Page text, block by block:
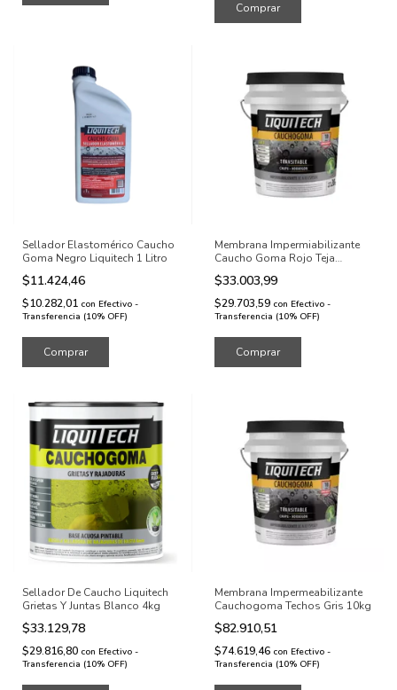
Comprar
Sellador Elastomérico Caucho
Goma Negro Liquitech 1 Litro
$11.424,46
$10.282,01 con Efectivo -
Transferencia (10% OFF)
Membrana Impermiabilizante
Caucho Goma Rojo Teja
Liquitech 4 kg
$33.003,99
$29.703,59 con Efectivo -
Transferencia (10% OFF)
Sellador De Caucho Liquitech
Grietas Y Juntas Blanco 4kg
$33.129,78
$29.816,80 con Efectivo -
Transferencia (10% OFF)
Membrana Impermeabilizante
Cauchogoma Techos Gris 10kg
$82.910,51
$74.619,46 con Efectivo -
Transferencia (10% OFF)